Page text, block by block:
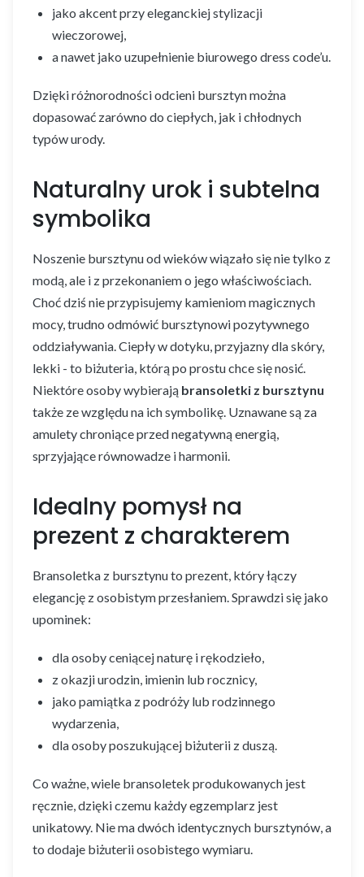
jako akcent przy eleganckiej stylizacji
wieczorowej,
a nawet jako uzupełnienie biurowego dress code’u.
Dzięki różnorodności odcieni bursztyn można
dopasować zarówno do ciepłych, jak i chłodnych
typów urody.
Naturalny urok i subtelna
symbolika
Noszenie bursztynu od wieków wiązało się nie tylko z
modą, ale i z przekonaniem o jego właściwościach.
Choć dziś nie przypisujemy kamieniom magicznych
mocy, trudno odmówić bursztynowi pozytywnego
oddziaływania. Ciepły w dotyku, przyjazny dla skóry,
lekki - to biżuteria, którą po prostu chce się nosić.
Niektóre osoby wybierają bransoletki z bursztynu
także ze względu na ich symbolikę. Uznawane są za
amulety chroniące przed negatywną energią,
sprzyjające równowadze i harmonii.
Idealny pomysł na
prezent z charakterem
Bransoletka z bursztynu to prezent, który łączy
elegancję z osobistym przesłaniem. Sprawdzi się jako
upominek:
dla osoby ceniącej naturę i rękodzieło,
z okazji urodzin, imienin lub rocznicy,
jako pamiątka z podróży lub rodzinnego
wydarzenia,
dla osoby poszukującej biżuterii z duszą.
Co ważne, wiele bransoletek produkowanych jest
ręcznie, dzięki czemu każdy egzemplarz jest
unikatowy. Nie ma dwóch identycznych bursztynów, a
to dodaje biżuterii osobistego wymiaru.